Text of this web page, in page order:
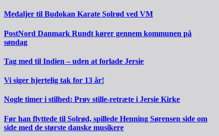
Medaljer til Budokan Karate Solrød ved VM
PostNord Danmark Rundt kører gennem kommunen på
søndag
Tag med til Indien – uden at forlade Jersie
Vi siger hjertelig tak for 13 år!
Nogle timer i stilhed: Prøv stille-retræte i Jersie Kirke
Før han flyttede til Solrød, spillede Henning Sørensen side om
side med de største danske musikere